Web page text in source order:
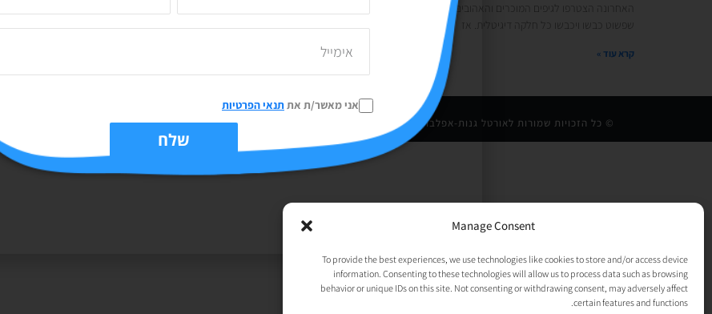
Manage Consent
To provide the best experiences, we use technologies like cookies to store and/or access device
information. Consenting to these technologies will allow us to process data such as browsing
behavior or unique IDs on this site. Not consenting or withdrawing consent, may adversely affect
certain features and functions.
האחרונה הצטרפו לגיפים המוכרים והאהובים גם מלא גיפים בעברית
שפשוט כבשו ויכבשו כל חלקה דיגיטלית. אז
קרא עוד »
© כל הזכויות שמורות לאורטל גנות-אפלבוים |מדיניות פרטיות TechJump, העסק החברתי לבניית אתרים | עיצוב וגרפיקה:
אני מאשר/ת אתתנאי הפרטיות
שלח